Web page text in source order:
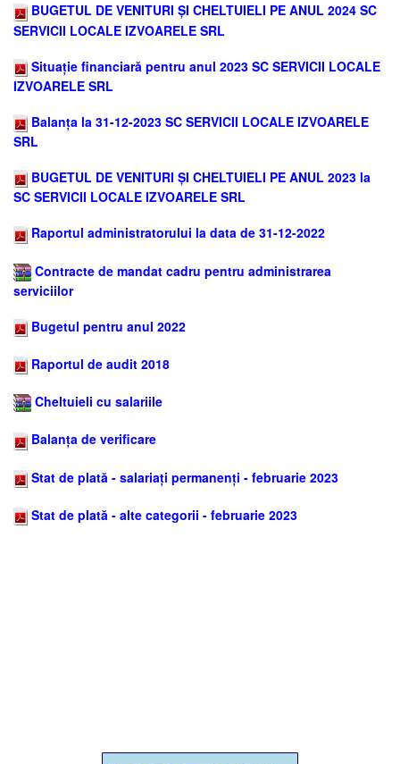
BUGETUL DE VENITURI ȘI CHELTUIELI PE ANUL 2024 SC
SERVICII LOCALE IZVOARELE SRL
Situație financiară pentru anul 2023 SC SERVICII LOCALE
IZVOARELE SRL
Balanța la 31-12-2023 SC SERVICII LOCALE IZVOARELE
SRL
BUGETUL DE VENITURI ȘI CHELTUIELI PE ANUL 2023 la
SC SERVICII LOCALE IZVOARELE SRL
Raportul administratorului la data de 31-12-2022
Contracte de mandat cadru pentru administrarea
serviciilor
Bugetul pentru anul 2022
Raportul de audit 2018
Cheltuieli cu salariile
Balanța de verificare
Stat de plată - salariați permanenți - februarie 2023
Stat de plată - alte categorii - februarie 2023